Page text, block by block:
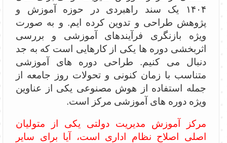
۱۴۰۴ یک سند راهبردی در حوزه آموزش و
پژوهش طراحی و تدوین کرده ایم. و به صورت
ویژه بازنگری فرآیندهای آموزشی و بررسی
اثربخشی دوره ها یکی از کارهایی است که به جد
دنبال می کنیم. طراحی دوره های آموزشی
متناسب با زمان کنونی و تحولات روز جامعه از
جمله استفاده از هوش مصنوعی یکی از عناوین
ویژه دوره های آموزشی مرکز است.
مرکز آموزش مدیریت دولتی یکی از متولیان
اصلی اصلاح نظام اداری است، آیا برای سایر